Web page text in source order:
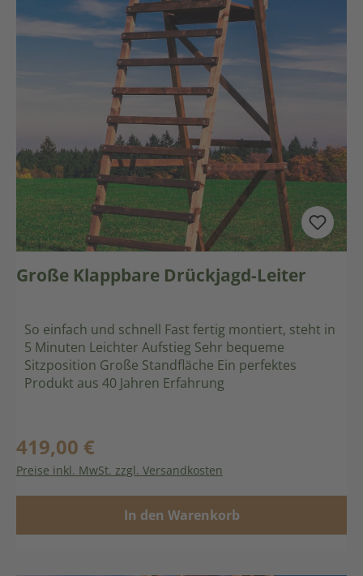
Große Klappbare Drückjagd-Leiter
So einfach und schnell Fast fertig montiert, steht in
5 Minuten Leichter Aufstieg Sehr bequeme
Sitzposition Große Standfläche Ein perfektes
Produkt aus 40 Jahren Erfahrung
Regulärer Preis:
419,00 €
Preise inkl. MwSt. zzgl. Versandkosten
In den Warenkorb